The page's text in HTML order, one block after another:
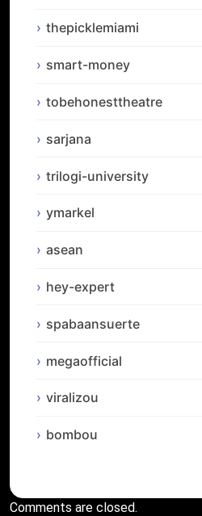
thepicklemiami
smart-money
tobehonesttheatre
sarjana
trilogi-university
ymarkel
asean
hey-expert
spabaansuerte
megaofficial
viralizou
bombou
Comments are closed.